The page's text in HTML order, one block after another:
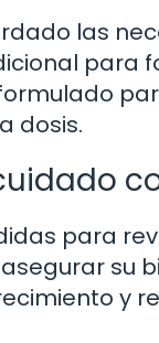
las
para
dosis.
para
su
y